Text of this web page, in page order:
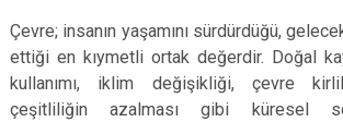
Çevre; insanın yaşamını sürdürdüğü,
ettiği en kıymetli ortak değerdir. Doğal
kullanımı, iklim değişikliği, çevre
çeşitliliğin azalması gibi küresel